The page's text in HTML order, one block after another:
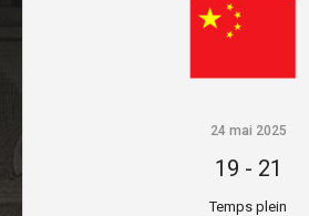
24 mai 2025
19 - 21
Temps plein